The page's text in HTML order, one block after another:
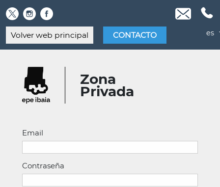
Skip
to
content
Volver web principal CONTACTO es
Zona
Privada
Email
Contraseña